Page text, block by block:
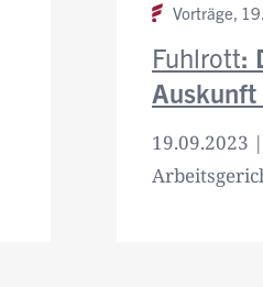
Vorträge,
Fuhlrott:
Auskunft
19.09.2023